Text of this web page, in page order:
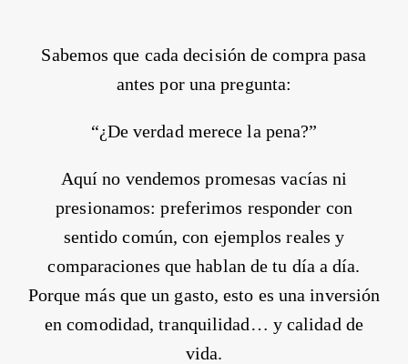
Sabemos que cada decisión de compra pasa
antes por una pregunta:
“¿De verdad merece la pena?”
Aquí no vendemos promesas vacías ni
presionamos:preferimos responder con
sentido común, con ejemplos reales y
comparaciones que hablan de tu día a día.
Porque más que un gasto, esto es una inversión
en comodidad, tranquilidad… y calidad de
vida.